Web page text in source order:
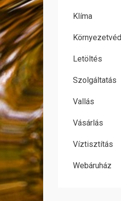
Klíma
Letöltés
Szolgáltatás
Vallás
Vásárlás
Víztisztítás
Webáruház